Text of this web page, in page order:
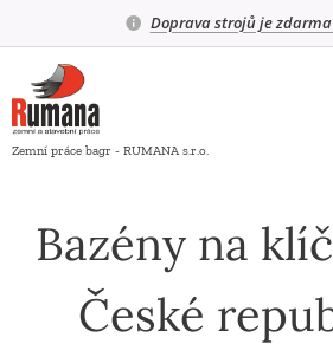
Doprava strojů je zdarma
Zemní práce bagr - RUMANA s.r.o.
Bazény na
České